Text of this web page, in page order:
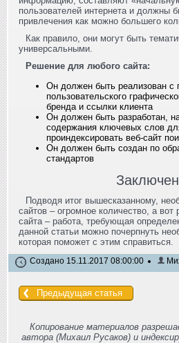
пользователей интернета и должны
привлечения как можно большего
Как правило, они могут быть
универсальными.
Решение для любого сайта:
Он должен быть реализован
пользовательского
бренда и ссылки клиента
Он должен быть разработан,
содержания ключевых слов
проиндексировать веб-сайт
Он должен быть создан по
стандартов
Подводя итог вышесказанному,
сайтов – огромное количество, а вот
сайта – работа, требующая
данной статьи можно почерпнуть
которая поможет с этим справиться.
Создано 15.11.2017 08:00:00
Предыдущая статья
Копирование материалов
автора (Михаил Русаков) и